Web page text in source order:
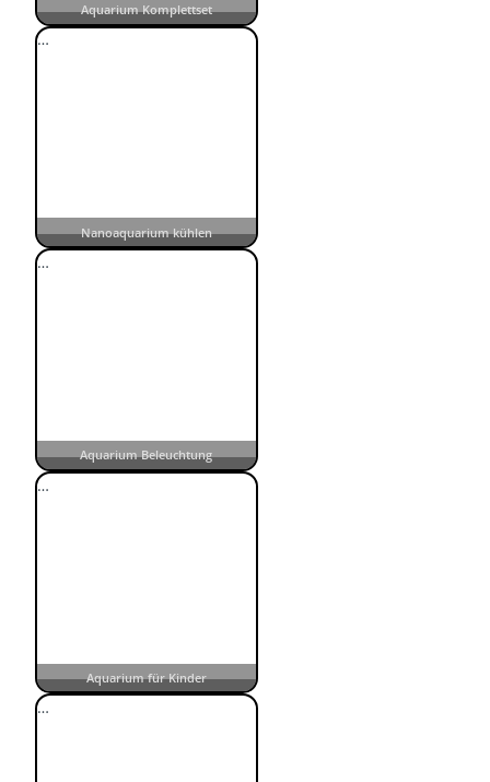
Aquarium Komplettset
Nanoaquarium kühlen
…
Aquarium Beleuchtung
…
Aquarium für Kinder
…
…